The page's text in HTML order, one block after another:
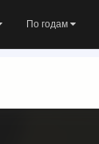
По годам